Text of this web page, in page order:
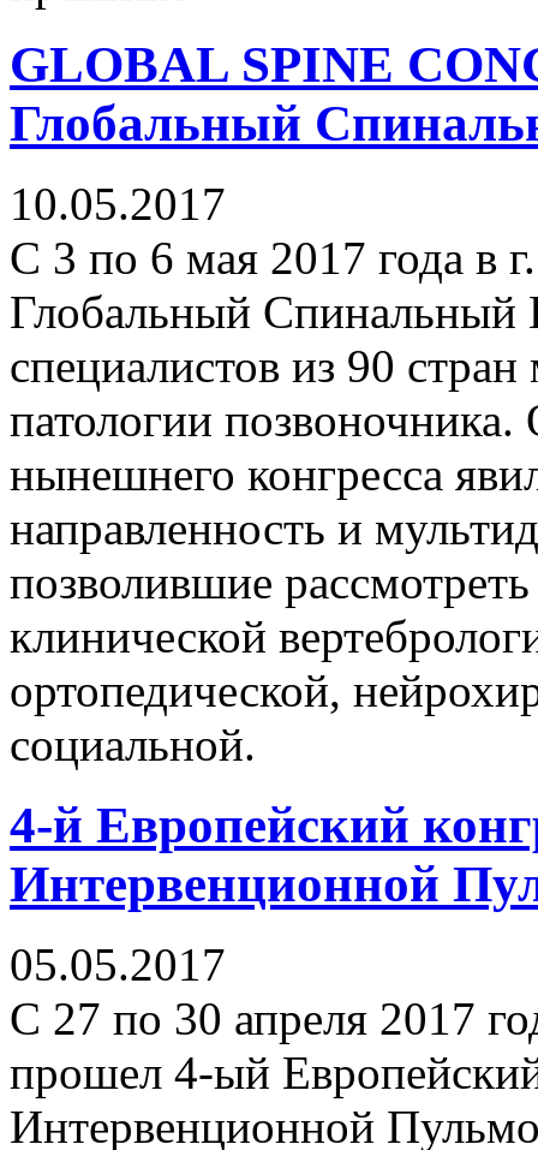
GLOBAL SPINE
Глобальный
10.05.2017
С 3 по 6 мая 2017 года в
Глобальный Спинальный
специалистов из 90
патологии
нынешнего конгресса
направленность и
позволившие
клинической
ортопедической,
социальной.
4-й Европейский
Интервенционной
05.05.2017
С 27 по 30 апреля 2017
прошел 4-ый
Интервенционной